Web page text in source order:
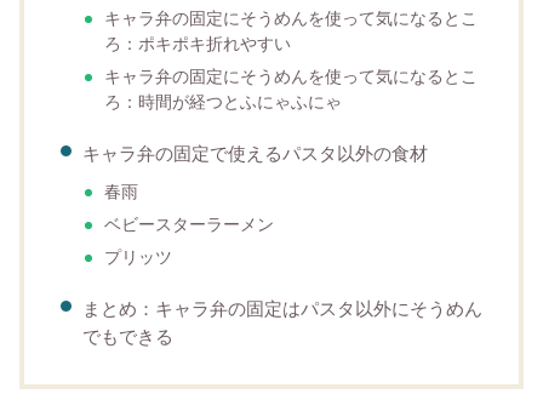
キャラ弁の固定にそうめんを使って気になるとこ
ろ：ポキポキ折れやすい
キャラ弁の固定にそうめんを使って気になるとこ
ろ：時間が経つとふにゃふにゃ
キャラ弁の固定で使えるパスタ以外の食材
春雨
ベビースターラーメン
プリッツ
まとめ：キャラ弁の固定はパスタ以外にそうめん
でもできる